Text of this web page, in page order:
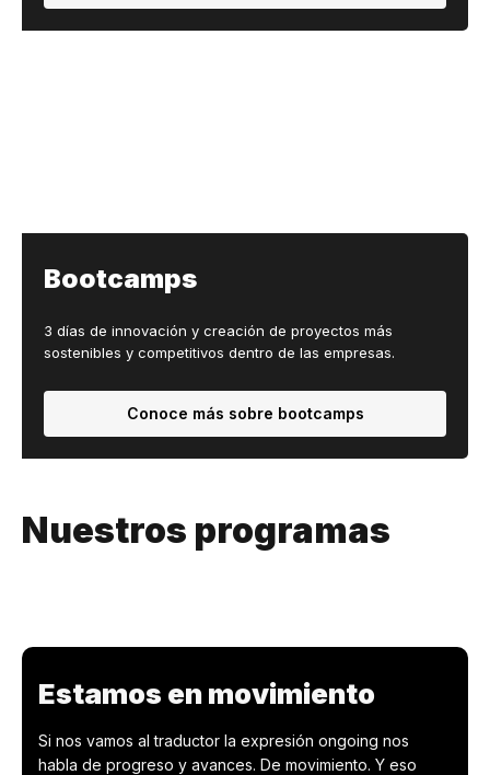
Bootcamps
3 días de innovación y creación de proyectos más
sostenibles y competitivos dentro de las empresas.
Conoce más sobre bootcamps
Nuestros programas
Estamos en movimiento
Si nos vamos al traductor la expresión ongoing nos
habla de progreso y avances. De movimiento. Y eso